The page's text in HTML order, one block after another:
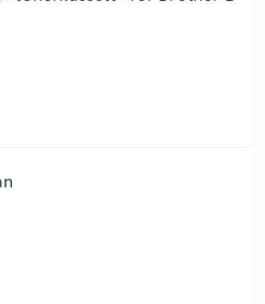
- Hög kapacitet -